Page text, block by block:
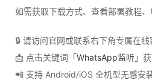
如需获取下载方式、查看部署教程、
🔒 请访问官网或联系右下角专属在
📩 点击关键词「WhatsApp监听 」
📲 支持 Android/iOS 全机型无感安